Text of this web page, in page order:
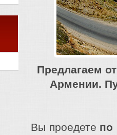
Предлагаем
Армении.
Вы проедете по